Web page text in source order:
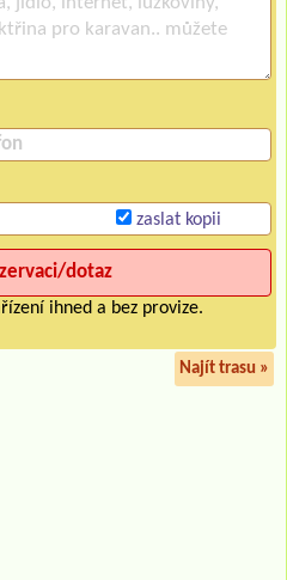
zaslat kopii
ihned a bez provize.
Najít trasu »